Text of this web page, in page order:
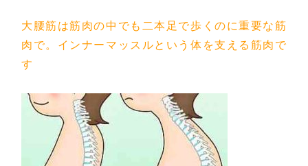
大腰筋は筋肉の中でも二本足で歩くのに重要な筋
肉で。インナーマッスルという体を支える筋肉で
す